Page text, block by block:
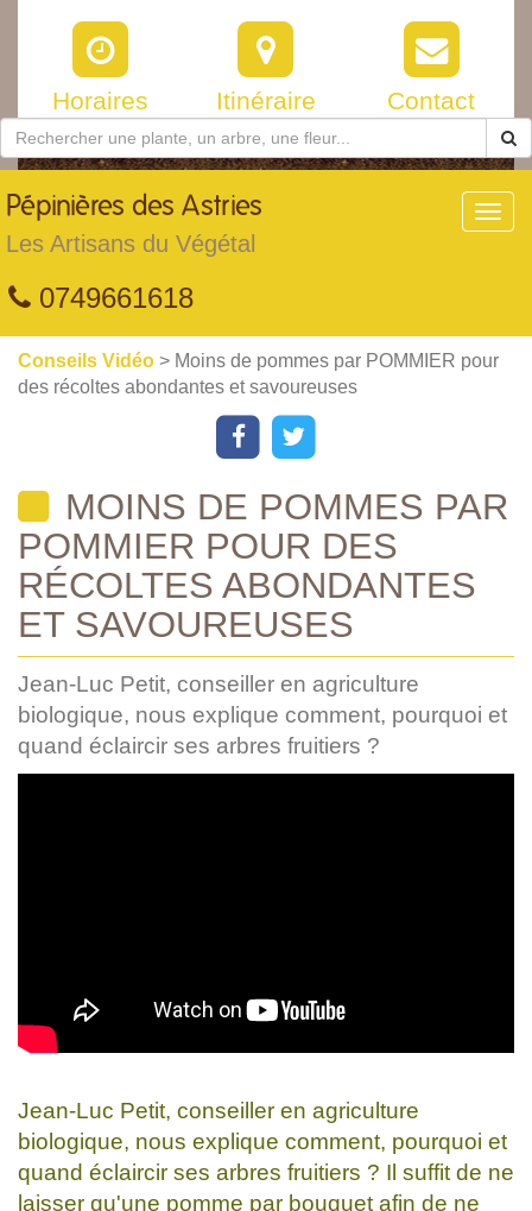
Horaires Itinéraire Contact
Pépinières des Astries
Les Artisans du Végétal
0749661618
Conseils Vidéo > Moins de pommes par POMMIER pour
des récoltes abondantes et savoureuses
MOINS DE POMMES PAR
POMMIER POUR DES
RÉCOLTES ABONDANTES
ET SAVOUREUSES
Jean-Luc Petit, conseiller en agriculture
biologique, nous explique comment, pourquoi et
quand éclaircir ses arbres fruitiers ?
Jean-Luc Petit, conseiller en agriculture
biologique, nous explique comment, pourquoi et
quand éclaircir ses arbres fruitiers ? Il suffit de ne
laisser qu'une pomme par bouquet afin de ne